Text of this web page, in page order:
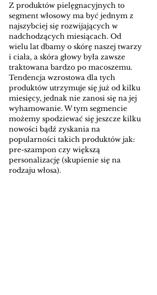
Z produktów pielęgnacyjnych to
segment włosowy ma być jednym z
najszybciej się rozwijających w
nadchodzących miesiącach. Od
wielu lat dbamy o skórę naszej twarzy
i ciała, a skóra głowy była zawsze
traktowana bardzo po macoszemu.
Tendencja wzrostowa dla tych
produktów utrzymuje się już od kilku
miesięcy, jednak nie zanosi się na jej
wyhamowanie. W tym segmencie
możemy spodziewać się jeszcze kilku
nowości bądź zyskania na
popularności takich produktów jak:
pre-szampon czy większą
personalizację (skupienie się na
rodzaju włosa).